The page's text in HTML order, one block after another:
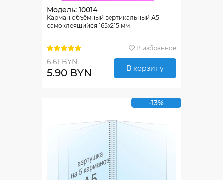
Модель: 10014
Карман объёмный вертикальный А5
самоклеящийся 165х215 мм
В избранное
6.61 BYN
5.90 BYN В корзину
-13%